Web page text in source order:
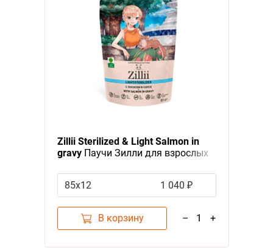
Zillii Sterilized & Light Salmon in
gravyПаучи Зилли для взрослых
соусе (цена за упаковку)
85х12 1 040 ₽
В корзину – 1 +